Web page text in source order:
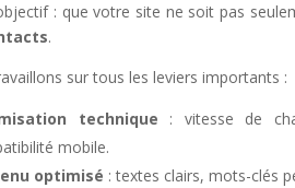
: que votre site ne soit pas
.
sur tous les leviers importants :
technique : vitesse de
mobile.
optimisé : textes clairs, mots-clés